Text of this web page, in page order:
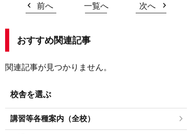
前へ 一覧へ 次へ
おすすめ関連記事
関連記事が見つかりません。
校舎を選ぶ
講習等各種案内（全校）